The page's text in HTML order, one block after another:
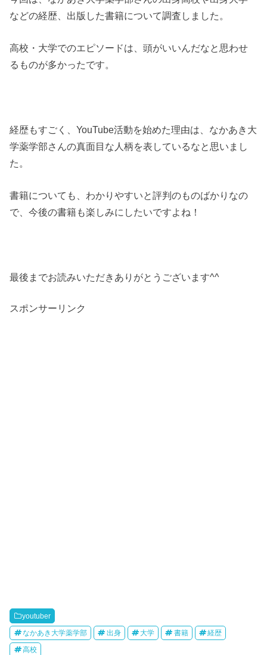
などの経歴、出版した書籍について調査しました。
高校・大学でのエピソードは、頭がいいんだなと思わせ
るものが多かったです。
経歴もすごく、YouTube活動を始めた理由は、なかあき大
学薬学部さんの真面目な人柄を表しているなと思いまし
た。
書籍についても、わかりやすいと評判のものばかりなの
で、今後の書籍も楽しみにしたいですよね！
最後までお読みいただきありがとうございます^^
スポンサーリンク
youtuber
なかあき大学薬学部 出身 大学 書籍 経歴
高校